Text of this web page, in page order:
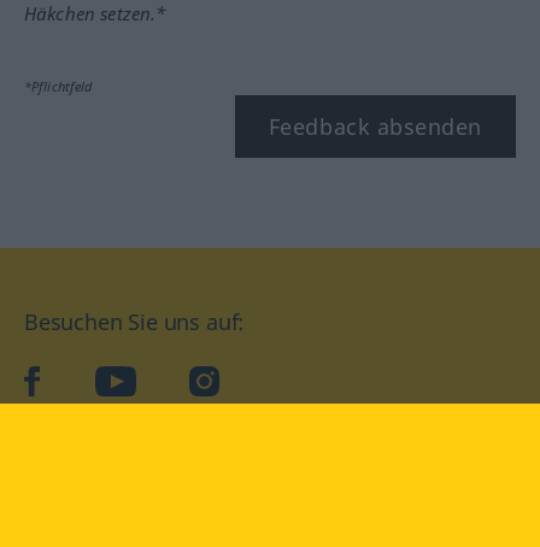
Häkchen setzen.*
*Pflichtfeld
Feedback absenden
Besuchen Sie uns auf:
facebookYouTube Instagram